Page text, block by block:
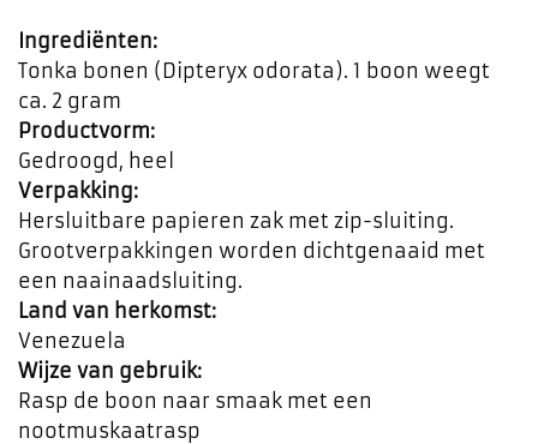
Ingrediënten:
Tonka bonen (Dipteryx odorata). 1 boon weegt
ca. 2 gram
Productvorm:
Gedroogd, heel
Verpakking:
Hersluitbare papieren zak met zip-sluiting.
Grootverpakkingen worden dichtgenaaid met
een naainaadsluiting.
Land van herkomst:
Venezuela
Wijze van gebruik:
Rasp de boon naar smaak met een
nootmuskaatrasp